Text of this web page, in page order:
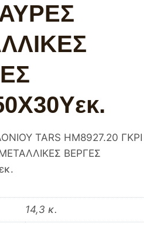
TARS HM8927.20 ΓΚΡΙ
ΒΕΡΓΕΣ
14,3 κ.